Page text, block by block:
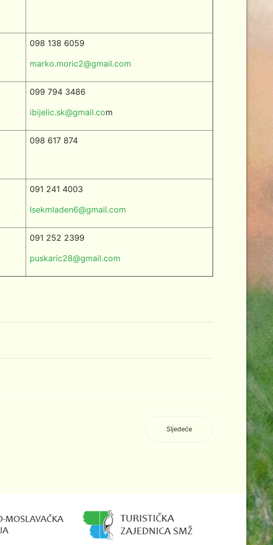
098 138 6059
marko.moric2@gmail.com
099 794 3486
ibijelic.sk@gmail.com
098 617 874
091 241 4003
Isekmladen6@gmail.com
091 252 2399
puskaric28@gmail.com
Sljedeće